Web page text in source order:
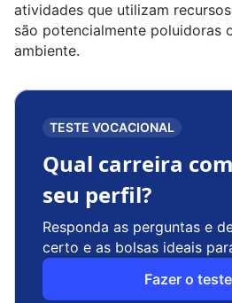
atividades que utilizam
são potencialmente poluidoras
ambiente.
TESTE VOCACIONAL
Qual carreira
seu perfil?
Responda as perguntas e
certo e as bolsas ideais
Fazer o teste